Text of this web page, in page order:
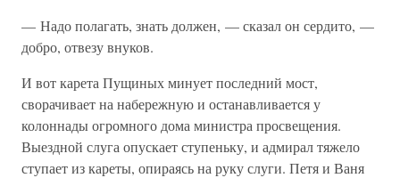
— Надо полагать, знать должен, — сказал он сердито, —
добро, отвезу внуков.
И вот карета Пущиных минует последний мост,
сворачивает на набережную и останавливается у
колоннады огромного дома министра просвещения.
Выездной слуга опускает ступеньку, и адмирал тяжело
ступает из кареты, опираясь на руку слуги. Петя и Ваня